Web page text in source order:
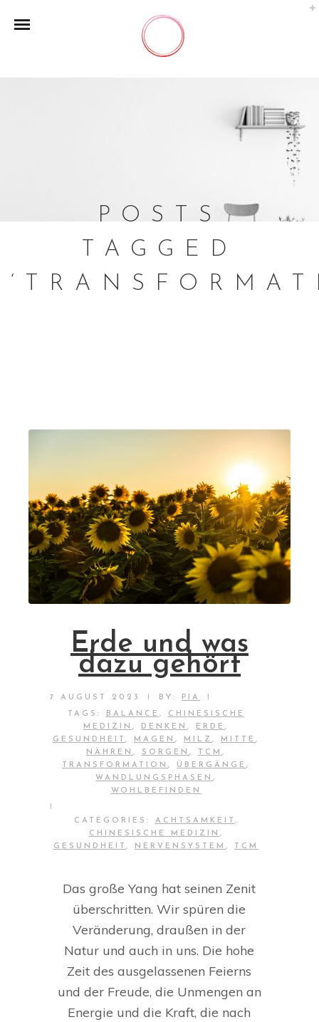
POSTS
TAGGED
Erde und was
dazu gehört
7 AUGUST 2023 BY: PIA
TAGS: BALANCE ,
CHINESISCHE
MEDIZIN , DENKEN , ERDE ,
GESUNDHEIT , MAGEN , MILZ , MITTE ,
NÄHREN , SORGEN , TCM ,
TRANSFORMATION , ÜBERGÄNGE ,
WANDLUNGSPHASEN ,
WOHLBEFINDEN
CATEGORIES: ACHTSAMKEIT ,
CHINESISCHE MEDIZIN ,
GESUNDHEIT , NERVENSYSTEM , TCM
Das große Yang hat seinen Zenit
überschritten. Wir spüren die
Veränderung, draußen in der
Natur und auch in uns. Die hohe
Zeit des ausgelassenen Feierns
und der Freude, die Unmengen an
Energie und die Kraft, die nach